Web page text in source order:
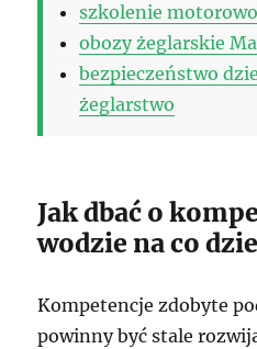
szkolenie
obozy żeglarskie
bezpieczeństwo
żeglarstwo
Jak dbać o
wodzie na co
Kompetencje zdobyte
powinny być stale